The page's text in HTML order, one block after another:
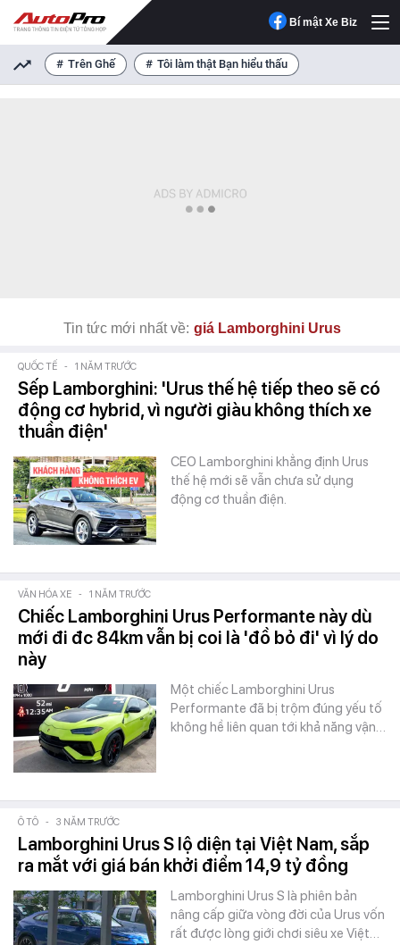
Bí mật Xe Biz
Trên Ghế Tôi làm thật Bạn hiểu thấu
Tin tức mới nhất về: giá Lamborghini Urus
QUỐC TẾ - 1 NĂM TRƯỚC
Sếp Lamborghini: 'Urus thế hệ tiếp theo sẽ có
động cơ hybrid, vì người giàu không thích xe
thuần điện'
CEO Lamborghini khẳng định Urus
thế hệ mới sẽ vẫn chưa sử dụng
động cơ thuần điện.
VĂN HÓA XE - 1 NĂM TRƯỚC
Chiếc Lamborghini Urus Performante này dù
mới đi đc 84km vẫn bị coi là 'đồ bỏ đi' vì lý do
này
Một chiếc Lamborghini Urus
Performante đã bị trộm đúng yếu tố
không hề liên quan tới khả năng vận…
Ô TÔ - 3 NĂM TRƯỚC
Lamborghini Urus S lộ diện tại Việt Nam, sắp
ra mắt với giá bán khởi điểm 14,9 tỷ đồng
Lamborghini Urus S là phiên bản
nâng cấp giữa vòng đời của Urus vốn
rất được lòng giới chơi siêu xe Việt…